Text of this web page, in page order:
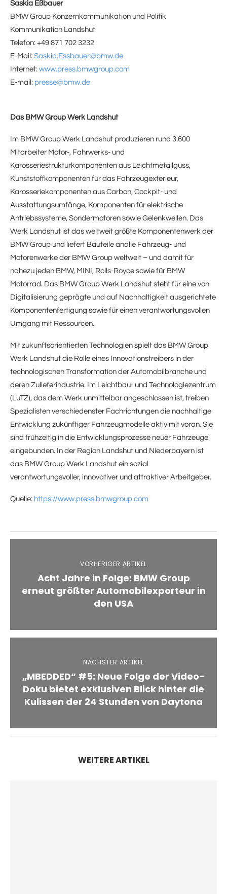
Saskia Eßbauer
BMW Group Konzernkommunikation und Politik
Kommunikation Landshut
Telefon: +49 871 702 3232
E-Mail: Saskia.Essbauer@bmw.de
Internet: www.press.bmwgroup.com
E-mail: presse@bmw.de
Das BMW Group Werk Landshut
Im BMW Group Werk Landshut produzieren rund 3.600
Mitarbeiter Motor-, Fahrwerks- und
Karosseriestrukturkomponenten aus Leichtmetallguss,
Kunststoffkomponenten für das Fahrzeugexterieur,
Karosseriekomponenten aus Carbon, Cockpit- und
Ausstattungsumfänge, Komponenten für elektrische
Antriebssysteme, Sondermotoren sowie Gelenkwellen. Das
Werk Landshut ist das weltweit größte Komponentenwerk der
BMW Group und liefert Bauteile analle Fahrzeug- und
Motorenwerke der BMW Group weltweit – und damit für
nahezu jeden BMW, MINI, Rolls-Royce sowie für BMW
Motorrad. Das BMW Group Werk Landshut steht für eine von
Digitalisierung geprägte und auf Nachhaltigkeit ausgerichtete
Komponentenfertigung sowie für einen verantwortungsvollen
Umgang mit Ressourcen.
Mit zukunftsorientierten Technologien spielt das BMW Group
Werk Landshut die Rolle eines Innovationstreibers in der
technologischen Transformation der Automobilbranche und
deren Zulieferindustrie. Im Leichtbau- und Technologiezentrum
(LuTZ), das dem Werk unmittelbar angeschlossen ist, treiben
Spezialisten verschiedenster Fachrichtungen die nachhaltige
Entwicklung zukünftiger Fahrzeugmodelle aktiv mit voran. Sie
sind frühzeitig in die Entwicklungsprozesse neuer Fahrzeuge
eingebunden. In der Region Landshut und Niederbayern ist
das BMW Group Werk Landshut ein sozial
verantwortungsvoller, innovativer und attraktiver Arbeitgeber.
Quelle: https://www.press.bmwgroup.com
VORHERIGER ARTIKEL
Acht Jahre in Folge: BMW Group
erneut größter Automobilexporteur in
den USA
NÄCHSTER ARTIKEL
„MBEDDED“ #5: Neue Folge der Video-
Doku bietet exklusiven Blick hinter die
Kulissen der 24 Stunden von Daytona
WEITERE ARTIKEL